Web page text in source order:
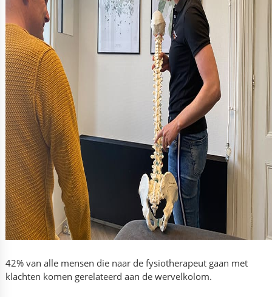
42% van alle mensen die naar de fysiotherapeut gaan met
klachten komen gerelateerd aan de wervelkolom.